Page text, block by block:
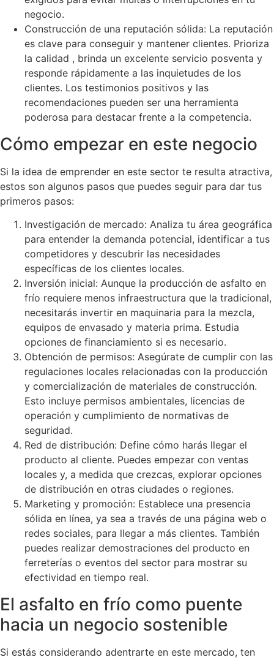
negocio.
Construcción de una reputación sólida: La reputación
es clave para conseguir y mantener clientes. Prioriza
la calidad , brinda un excelente servicio posventa y
responde rápidamente a las inquietudes de los
clientes. Los testimonios positivos y las
recomendaciones pueden ser una herramienta
poderosa para destacar frente a la competencia.
Cómo empezar en este negocio
Si la idea de emprender en este sector te resulta atractiva,
estos son algunos pasos que puedes seguir para dar tus
primeros pasos:
Investigación de mercado: Analiza tu área geográfica
para entender la demanda potencial, identificar a tus
competidores y descubrir las necesidades
específicas de los clientes locales.
Inversión inicial: Aunque la producción de asfalto en
frío requiere menos infraestructura que la tradicional,
necesitarás invertir en maquinaria para la mezcla,
equipos de envasado y materia prima. Estudia
opciones de financiamiento si es necesario.
Obtención de permisos: Asegúrate de cumplir con las
regulaciones locales relacionadas con la producción
y comercialización de materiales de construcción.
Esto incluye permisos ambientales, licencias de
operación y cumplimiento de normativas de
seguridad.
Red de distribución: Define cómo harás llegar el
producto al cliente. Puedes empezar con ventas
locales y, a medida que crezcas, explorar opciones
de distribución en otras ciudades o regiones.
Marketing y promoción: Establece una presencia
sólida en línea, ya sea a través de una página web o
redes sociales, para llegar a más clientes. También
puedes realizar demostraciones del producto en
ferreterías o eventos del sector para mostrar su
efectividad en tiempo real.
El asfalto en frío como puente
hacia un negocio sostenible
Si estás considerando adentrarte en este mercado, ten